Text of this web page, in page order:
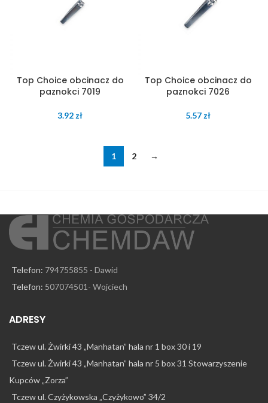
Top Choice obcinacz do
paznokci 7019
3.92 zł
Top Choice obcinacz do
paznokci 7026
5.57 zł
1 2 →
Telefon: 794755855 - Dawid
Telefon: 507074501- Wojciech
ADRESY
Tczew ul. Żwirki 43 „Manhatan” hala nr 1 box 30 i 19
Tczew ul. Żwirki 43 „Manhatan” hala nr 5 box 31 Stowarzyszenie
Kupców „Zorza”
Tczew ul. Czyżykowska „Czyżykowo” 34/2